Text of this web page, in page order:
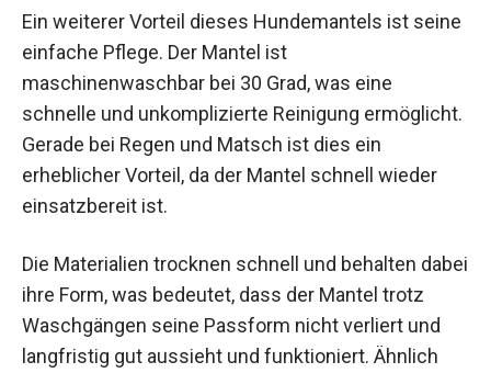
Ein weiterer Vorteil dieses Hundemantels ist seine
einfache Pflege. Der Mantel ist
maschinenwaschbar bei 30 Grad, was eine
schnelle und unkomplizierte Reinigung ermöglicht.
Gerade bei Regen und Matsch ist dies ein
erheblicher Vorteil, da der Mantel schnell wieder
einsatzbereit ist.
Die Materialien trocknen schnell und behalten dabei
ihre Form, was bedeutet, dass der Mantel trotz
Waschgängen seine Passform nicht verliert und
langfristig gut aussieht und funktioniert. Ähnlich